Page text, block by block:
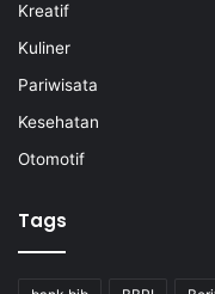
Kreatif
Kuliner
Pariwisata
Kesehatan
Otomotif
Tags